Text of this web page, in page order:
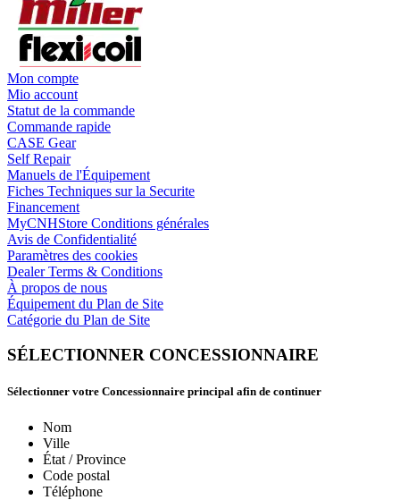
Mon compte
Mio account
Statut de la commande
Commande rapide
CASE Gear
Self Repair
Manuels de l'Équipement
Fiches Techniques sur la Securite
Financement
MyCNHStore Conditions générales
Avis de Confidentialité
Paramètres des cookies
Dealer Terms & Conditions
À propos de nous
Équipement du Plan de Site
Catégorie du Plan de Site
SÉLECTIONNER CONCESSIONNAIRE
Sélectionner votre Concessionnaire principal afin de continuer
Nom
Ville
État / Province
Code postal
Téléphone